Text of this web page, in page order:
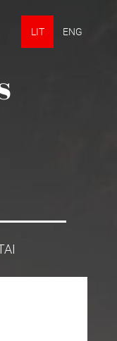
LIT ENG